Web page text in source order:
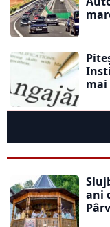
ani